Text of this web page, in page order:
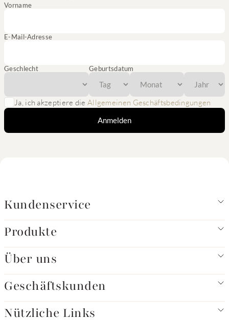
Vorname
E-Mail-Adresse
Geschlecht Geburtsdatum
Ja, ich akzeptiere die Allgemeinen Geschäftsbedingungen
Anmelden
Kundenservice
Produkte
Über uns
Geschäftskunden
Nützliche Links